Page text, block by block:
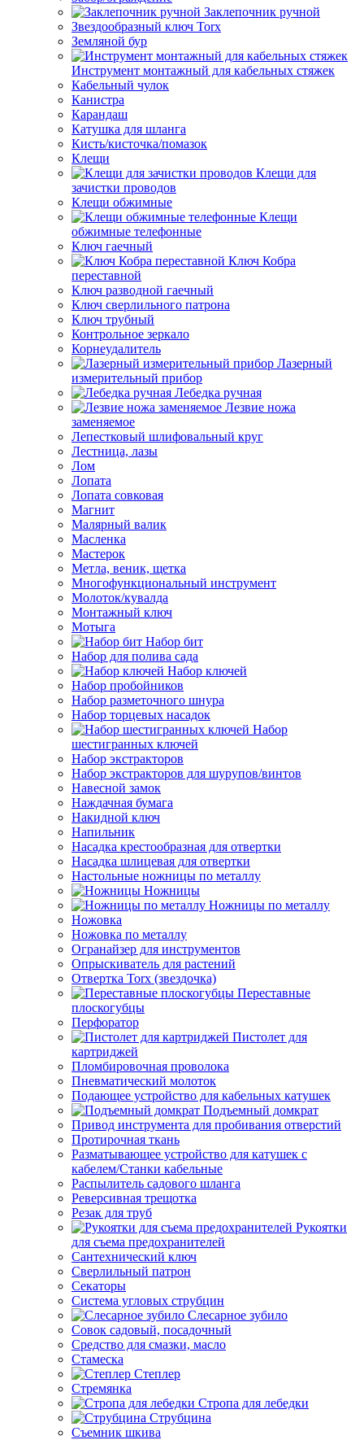
Заклепочник ручной
Звездообразный ключ Torx
Земляной бур
Инструмент монтажный для кабельных стяжек
Кабельный чулок
Канистра
Карандаш
Катушка для шланга
Кисть/кисточка/помазок
Клещи
Клещи для
зачистки проводов
Клещи обжимные
Клещи
обжимные телефонные
Ключ гаечный
Ключ Кобра
переставной
Ключ разводной гаечный
Ключ сверлильного патрона
Ключ трубный
Контрольное зеркало
Корнеудалитель
Лазерный
измерительный прибор
Лебедка ручная
Лезвие ножа
заменяемое
Лепестковый шлифовальный круг
Лестница, лазы
Лом
Лопата
Лопата совковая
Магнит
Малярный валик
Масленка
Мастерок
Метла, веник, щетка
Многофункциональный инструмент
Молоток/кувалда
Монтажный ключ
Мотыга
Набор бит
Набор для полива сада
Набор ключей
Набор пробойников
Набор разметочного шнура
Набор торцевых насадок
Набор
шестигранных ключей
Набор экстракторов
Набор экстракторов для шурупов/винтов
Навесной замок
Наждачная бумага
Накидной ключ
Напильник
Насадка крестообразная для отвертки
Насадка шлицевая для отвертки
Настольные ножницы по металлу
Ножницы
Ножницы по металлу
Ножовка
Ножовка по металлу
Огранайзер для инструментов
Опрыскиватель для растений
Отвертка Torx (звездочка)
Переставные
плоскогубцы
Перфоратор
Пистолет для
картриджей
Пломбировочная проволока
Пневматический молоток
Подающее устройство для кабельных катушек
Подъемный домкрат
Привод инструмента для пробивания отверстий
Протирочная ткань
Разматывающее устройство для катушек с
кабелем/Станки кабельные
Распылитель садового шланга
Реверсивная трещотка
Резак для труб
Рукоятки
для съема предохранителей
Сантехнический ключ
Сверлильный патрон
Секаторы
Система угловых струбцин
Слесарное зубило
Совок садовый, посадочный
Средство для смазки, масло
Стамеска
Степлер
Стремянка
Стропа для лебедки
Струбцина
Съемник шкива